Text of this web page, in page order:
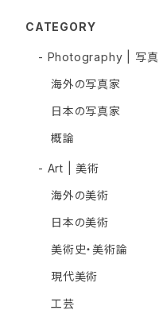
CATEGORY
- Photography | 写真
海外の写真家
日本の写真家
概論
- Art | 美術
海外の美術
日本の美術
美術史・美術論
現代美術
工芸